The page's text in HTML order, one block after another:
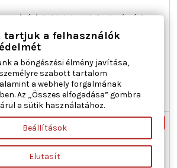
Beépítési oldal : bal első, Kiegészítő
: Villanymotor nélkül, Kombinált kapcsoló
Működési mód : elektromos,
Tömeg [kg] : 0,670
Ár
25 991 FtNormál
ár
57 758 Ft
Kosárba Bővebben
tételek a raktáron
tartjuk a felhasználók
a böngészési élmény javítása,
szabott tartalom
a webhely forgalmának
Az „Összes elfogadása” gombra
a sütik használatához.
Beállítások
Elutasít